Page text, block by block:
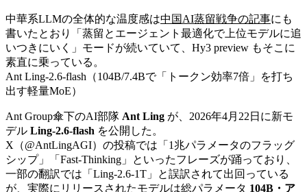
中華系LLMの全体的な温度感は中国AI蒸留戦争の記事にも
書いたとおり「蒸留とエージェント最適化で上位モデルに追
いつきにいく」モードが続いていて、Hy3 preview もそこに
素直に乗っている。
Ant Ling-2.6-flash（104B/7.4Bで「トークン効率7倍」を打ち
出す軽量MoE）
Ant Group傘下のAI部隊 Ant Ling が、2026年4月22日に新モ
デル Ling-2.6-flash を公開した。
X（@AntLingAGI）の投稿では「1兆パラメータのフラッグ
シップ」「Fast-Thinking」といったフレーズが踊っており、
一部の翻訳では「Ling-2.6-1T」と誤訳されて出回っている
が、実際にリリースされたモデルは総パラメータ 104B・ア